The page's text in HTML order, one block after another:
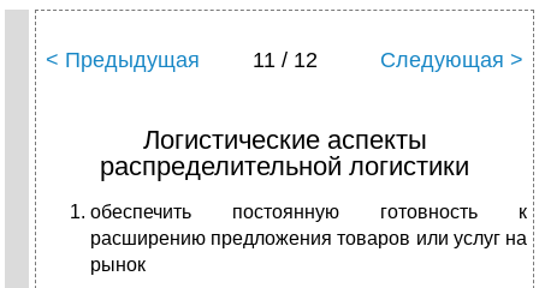
< Предыдущая 11 / 12 Следующая >
Логистические аспекты
распределительной логистики
обеспечить постоянную готовность к
расширению предложения товаров или услуг на
рынок